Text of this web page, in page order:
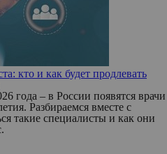
кто и как будет продлевать
года – в России появятся врачи
Разбираемся вместе с
такие специалисты и как они